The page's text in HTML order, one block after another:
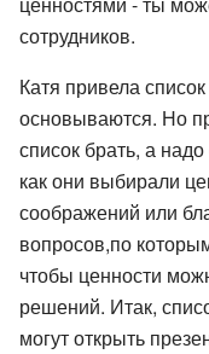
сотрудников.
Катя привела
основываются. Но
список брать, а
как они выбирали
соображений или
вопросов,по
чтобы ценности
решений. Итак,
могут открыть